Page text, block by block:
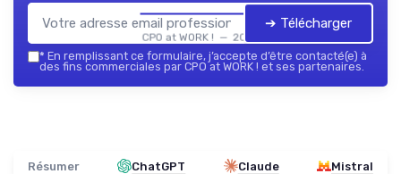
CPO at WORK ! — 2026
➔ Télécharger
* En remplissant ce formulaire, j’accepte d’être contacté(e) à
des fins commerciales par CPO at WORK ! et ses partenaires.
Résumer ChatGPT Claude Mistral